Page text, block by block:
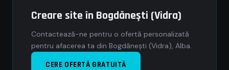
Creare site în Bogdăneşti (Vidra)
Contactează-ne pentru o ofertă personalizată
pentru afacerea ta din Bogdăneşti (Vidra), Alba.
CERE OFERTĂ GRATUITĂ